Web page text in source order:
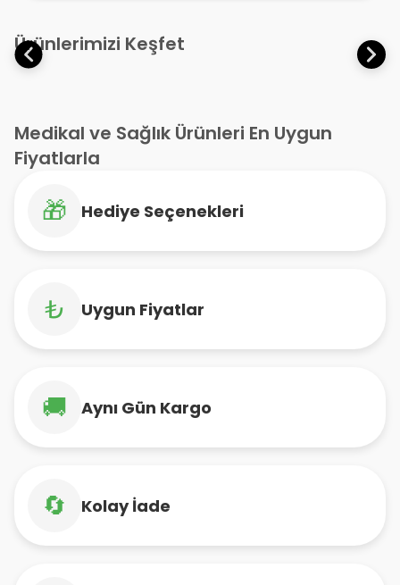
Ürünlerimizi Keşfet
Medikal ve Sağlık Ürünleri En Uygun
Fiyatlarla
🎁 Hediye Seçenekleri
₺ Uygun Fiyatlar
🚚 Aynı Gün Kargo
🔄 Kolay İade